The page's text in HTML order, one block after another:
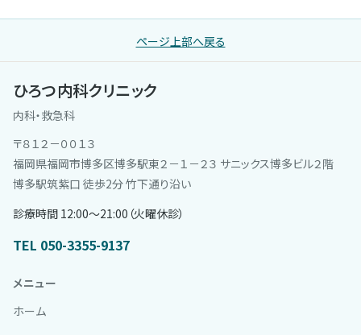
ページ上部へ戻る
ひろつ内科クリニック
内科・救急科
〒８１２－００１３
福岡県福岡市博多区博多駅東２－１－２３ サニックス博多ビル２階
博多駅筑紫口 徒歩2分 竹下通り沿い
診療時間 12:00〜21:00（火曜休診）
TEL 050-3355-9137
メニュー
ホーム